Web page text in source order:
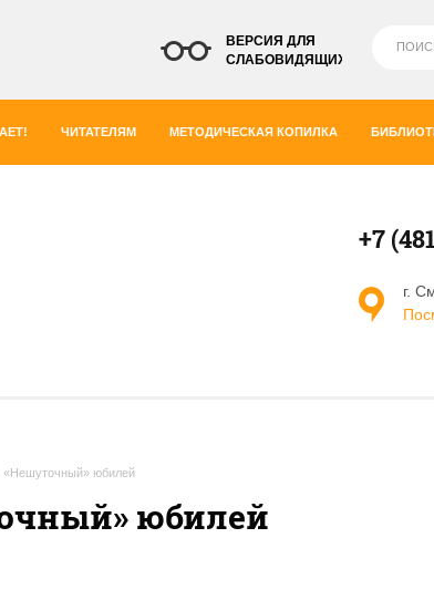
ВЕРСИЯ ДЛЯ
СЛАБОВИДЯЩИХ
ЧИТАТЕЛЯМ МЕТОДИЧЕСКАЯ КОПИЛКА
+7
г.
«Нешуточный» юбилей
юбилей